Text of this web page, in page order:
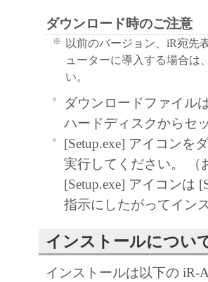
ユーザーは、日本国
許可等を得ることな
一部を、直接または
以上
ダウンロード時のご注意
※
以前のバージョン、iR宛先
ューターに導入する場合は
い。
ダウンロードファイル
ハードディスクからセ
[Setup.exe] アイコンを
実行してください。 （
[Setup.exe] アイコンは
指示にしたがってイン
インストールについ
インストールは以下の iR-